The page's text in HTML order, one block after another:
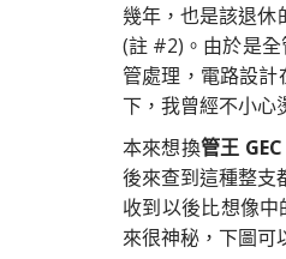
幾年，也是該退休
(註 #2)。由於是全
管處理，電路設計
下，我曾經不小心
本來想換管王
後來查到這種整支
收到以後比想像
來很神秘，下圖可